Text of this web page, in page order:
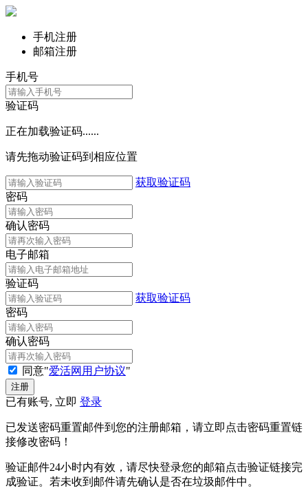
手机注册
邮箱注册
手机号
验证码
正在加载验证码......
请先拖动验证码到相应位置
获取验证码
密码
确认密码
电子邮箱
验证码
获取验证码
密码
确认密码
同意"爱活网用户协议"
已有账号, 立即 登录
已发送密码重置邮件到您的注册邮箱，请立即点击密码重置链
接修改密码！
验证邮件24小时内有效，请尽快登录您的邮箱点击验证链接完
成验证。若未收到邮件请先确认是否在垃圾邮件中。